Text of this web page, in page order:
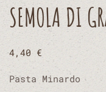
SEMOLA DI
4,40 €
Pasta Minardo